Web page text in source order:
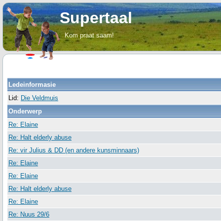
Supertaal
Kom praat saam!
Ledeinformasie
Lid: Die Veldmuis
Onderwerp
Re: Elaine
Re: Halt elderly abuse
Re: vir Julius & DD (en andere kunsminnaars)
Re: Elaine
Re: Elaine
Re: Halt elderly abuse
Re: Elaine
Re: Nuus 29/6